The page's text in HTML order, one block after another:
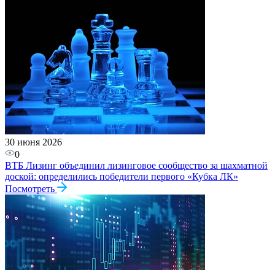
30 июня 2026
0
ВТБ Лизинг объединил лизинговое сообщество за шахматной
доской: определились победители первого «Кубка ЛК»
Посмотреть